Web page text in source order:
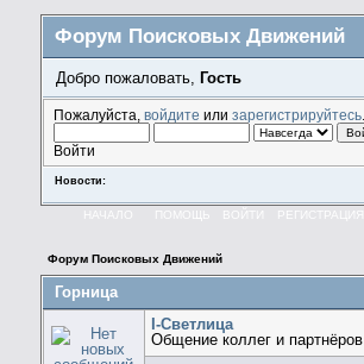
Форум Поисковых Движений
Добро пожаловать, Гость
Пожалуйста, войдите или зарегистрируйтесь.
Войти
Новости:
НАЧАЛО ПОМОЩЬ ВОЙТИ РЕГИСТРАЦИЯ
Форум Поисковых Движений
Горница
I-Светлица
Общение коллег и партнёров